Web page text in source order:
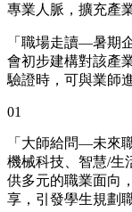
專業人脈，擴充產
「職場走讀—暑期
會初步建構對該產
驗證時，可與業師
01
「大師給問—未來
機械科技、智慧/生
供多元的職業面向
享，引發學生規劃